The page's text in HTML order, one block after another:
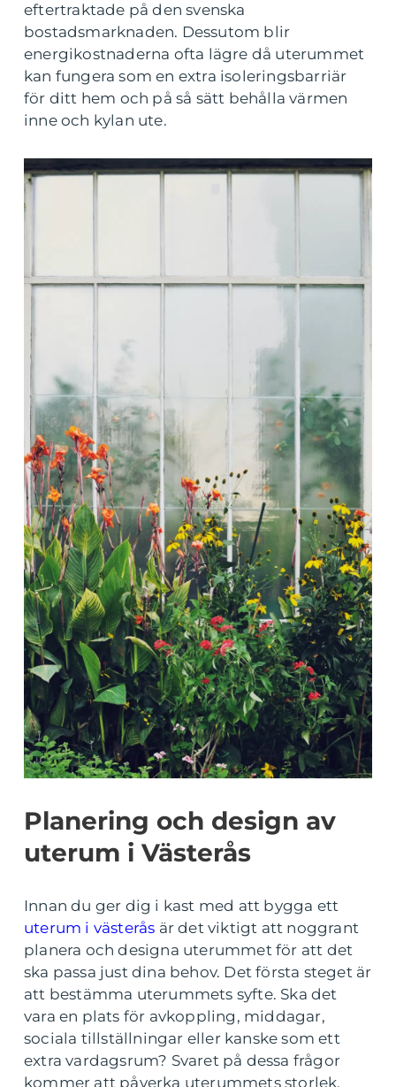
eftertraktade på den svenska
bostadsmarknaden. Dessutom blir
energikostnaderna ofta lägre då uterummet
kan fungera som en extra isoleringsbarriär
för ditt hem och på så sätt behålla värmen
inne och kylan ute.
Planering och design av
uterum i Västerås
Innan du ger dig i kast med att bygga ett
uterum i västerås är det viktigt att noggrant
planera och designa uterummet för att det
ska passa just dina behov. Det första steget är
att bestämma uterummets syfte. Ska det
vara en plats för avkoppling, middagar,
sociala tillställningar eller kanske som ett
extra vardagsrum? Svaret på dessa frågor
kommer att påverka uterummets storlek,